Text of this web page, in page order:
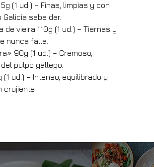
(1 ud.) – Finas, limpias y con
sabe dar.
vieira 110g (1 ud.) – Tiernas y
nunca falla.
90g (1 ud.) – Cremoso,
pulpo gallego.
ud.) – Intenso, equilibrado y